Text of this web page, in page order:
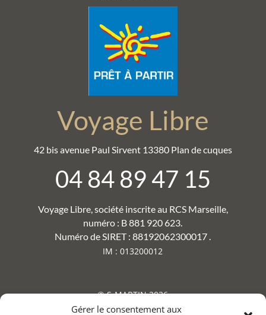
Gérer le consentement aux
Voyage Libre
42 bis avenue Paul Sirvent 13380 Plan de cuques
04 84 89 47 15
Voyage Libre, société inscrite au RCS Marseille,
numéro : B 881 920 623.
Numéro de SIRET : 88192062300017 .
IM : 013200012
© S-MARTIN 2026